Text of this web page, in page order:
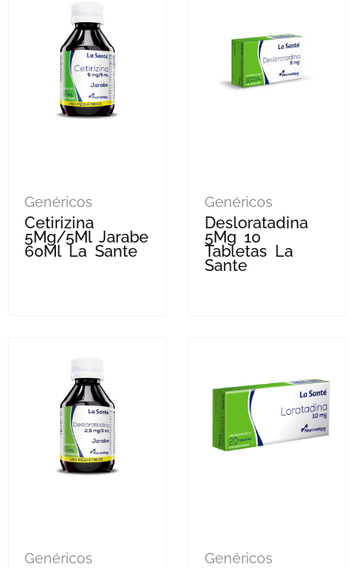
Genéricos
Cetirizina
5Mg/5Ml Jarabe
60Ml La Sante
Genéricos
Desloratadina
5Mg 10
Tabletas La
Sante
Genéricos Genéricos